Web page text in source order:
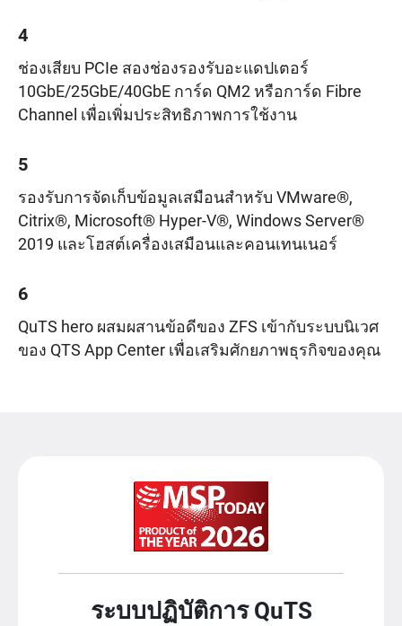
4
ช่องเสียบ PCIe สองช่องรองรับอะแดปเตอร์
10GbE/25GbE/40GbE การ์ด QM2 หรือการ์ด Fibre
Channel เพื่อเพิ่มประสิทธิภาพการใช้งาน
5
รองรับการจัดเก็บข้อมูลเสมือนสำหรับ VMware®,
Citrix®, Microsoft® Hyper-V®, Windows Server®
2019 และโฮสต์เครื่องเสมือนและคอนเทนเนอร์
6
QuTS hero ผสมผสานข้อดีของ ZFS เข้ากับระบบนิเวศ
ของ QTS App Center เพื่อเสริมศักยภาพธุรกิจของคุณ
ระบบปฏิบัติการ QuTS